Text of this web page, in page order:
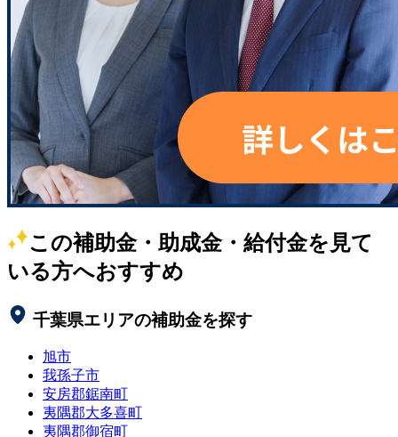
この補助金・助成金・給付金を見て
いる方へおすすめ
千葉県エリアの補助金を探す
旭市
我孫子市
安房郡鋸南町
夷隅郡大多喜町
夷隅郡御宿町